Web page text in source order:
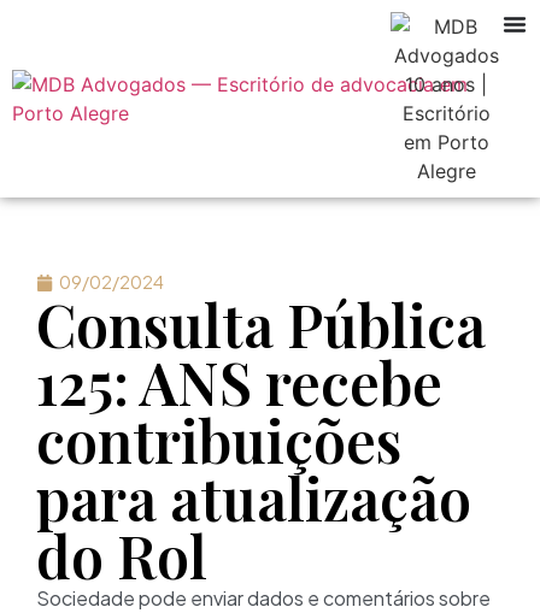
09/02/2024
Consulta Pública
125: ANS recebe
contribuições
para atualização
do Rol
Sociedade pode enviar dados e comentários sobre